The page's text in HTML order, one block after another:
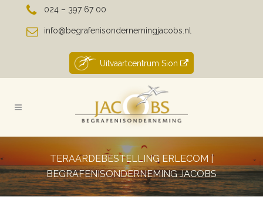
024 – 397 67 00
info@begrafenisondernemingjacobs.nl
Uitvaartcentrum Sion
TERAARDEBESTELLING ERLECOM |
BEGRAFENISONDERNEMING JACOBS